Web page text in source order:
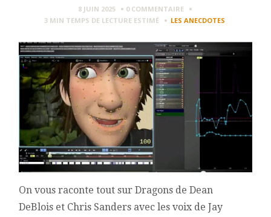
8 JUIN 2025
0 COMMENTAIRE
3 MIN TEMPS DE LECTURE ESTIMÉ LES ANECDOTES
On vous raconte tout sur Dragons de Dean
DeBlois et Chris Sanders avec les voix de Jay